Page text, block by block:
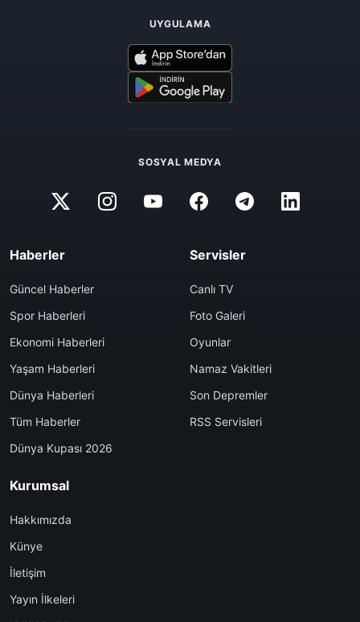
UYGULAMA
SOSYAL MEDYA
Haberler
Güncel Haberler
Spor Haberleri
Ekonomi Haberleri
Yaşam Haberleri
Dünya Haberleri
Tüm Haberler
Dünya Kupası 2026
Servisler
Canlı TV
Foto Galeri
Oyunlar
Namaz Vakitleri
Son Depremler
RSS Servisleri
Kurumsal
Hakkımızda
Künye
İletişim
Yayın İlkeleri